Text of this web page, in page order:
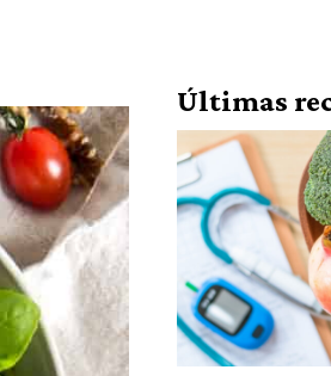
Últimas